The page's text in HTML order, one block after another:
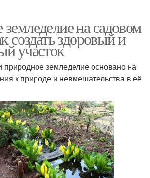
на садовом
создать здоровый и
участок
природное земледелие основано на
к природе и невмешательства в её